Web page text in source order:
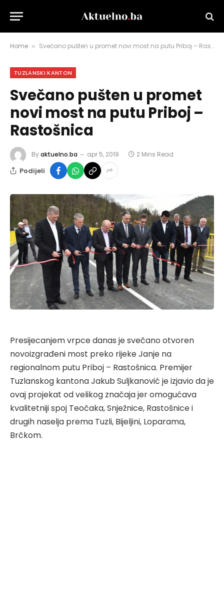
Home » Svečano pušten u promet novi most na putu Priboj – Rastošnica
TUZLANSKI KANTON
Svečano pušten u promet
novi most na putu Priboj –
Rastošnica
Byaktuelno.ba apr 5, 2019 2 Mins Read
Podijeli
Presijecanjem vrpce danas je svečano otvoren
novoizgrađeni most preko rijeke Janje na
regionalnom putu Priboj – Rastošnica. Premijer
Tuzlanskog kantona Jakub Suljkanović je izjavio da je
ovaj projekat od velikog značaja jer omogućava
kvalitetniji spoj Teočaka, Snježnice, Rastošnice i
drugih naselja prema Tuzli, Bijeljini, Loparama,
Brčkom.